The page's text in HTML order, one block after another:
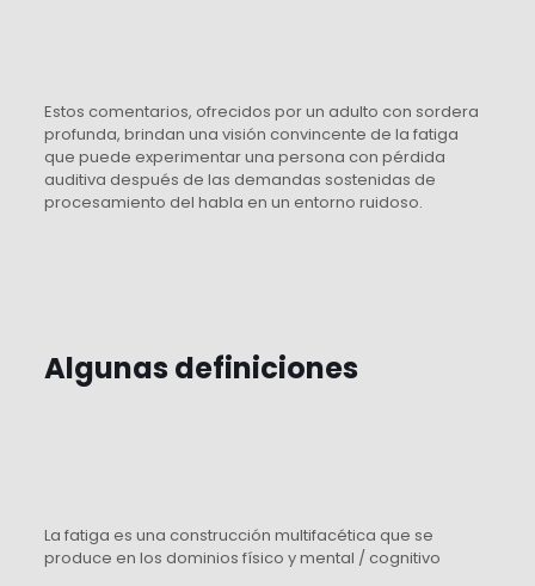
Estos comentarios, ofrecidos por un adulto con sordera
profunda, brindan una visión convincente de la fatiga
que puede experimentar una persona con pérdida
auditiva después de las demandas sostenidas de
procesamiento del habla en un entorno ruidoso.
Algunas definiciones
La fatiga es una construcción multifacética que se
produce en los dominios físico y mental / cognitivo